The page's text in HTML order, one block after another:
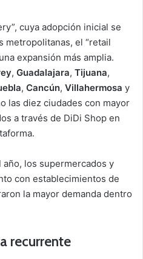
cuya adopción inicial se
metropolitanas, el “retail
expansión más amplia.
, Guadalajara, Tijuana,
, Cancún, Villahermosa y
las diez ciudades con mayor
a través de DiDi Shop en
los supermercados y
con establecimientos de
la mayor demanda dentro
recurrente